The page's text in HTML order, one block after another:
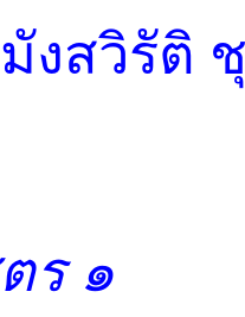
งสวิรัติ
ร ๑